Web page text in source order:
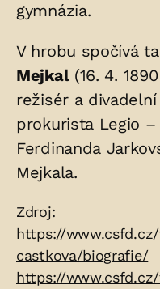
gymnázia.
V hrobu spočívá
Mejkal(16. 4.
režisér a
prokurista Legio
Ferdinanda
Mejkala.
Zdroje:
Zdroj:
https://
castkova/biografie/
https://